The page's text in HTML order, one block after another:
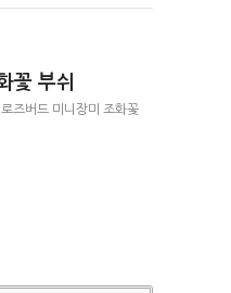
꽃 부쉬
즈버드 미니장미 조화꽃